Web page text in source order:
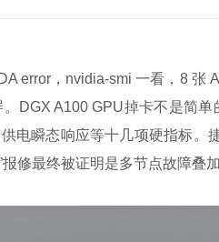
error，nvidia-smi 一看，8
DGX A100 GPU掉卡不是简单
电瞬态响应等十几项硬指标。
修最终被证明是多节点故障叠